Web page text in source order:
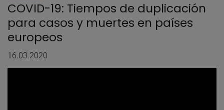
COVID-19: Tiempos de duplicación
para casos y muertes en países
europeos
16.03.2020